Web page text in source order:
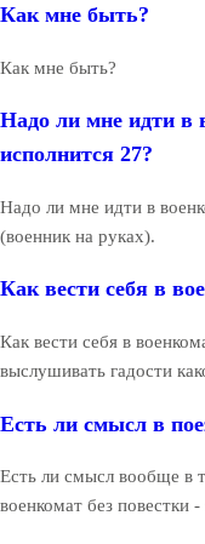
Как мне быть?
Как мне быть?
Надо ли мне идти в
исполнится 27?
Надо ли мне идти в
(военник на руках).
Как вести себя в
Как вести себя в
выслушивать гадости
Есть ли смысл в
Есть ли смысл вообще в
военкомат без повестки